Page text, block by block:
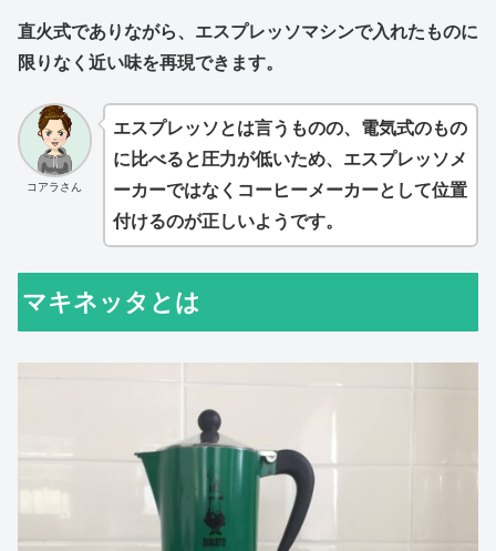
直火式でありながら、エスプレッソマシンで入れたものに
限りなく近い味を再現できます。
コアラさん
エスプレッソとは言うものの、電気式のもの
に比べると圧力が低いため、エスプレッソメ
ーカーではなくコーヒーメーカーとして位置
付けるのが正しいようです。
マキネッタとは